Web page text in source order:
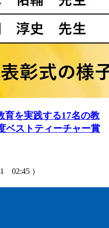
を実践する17名の教
ストティーチャー賞
02:45 ）